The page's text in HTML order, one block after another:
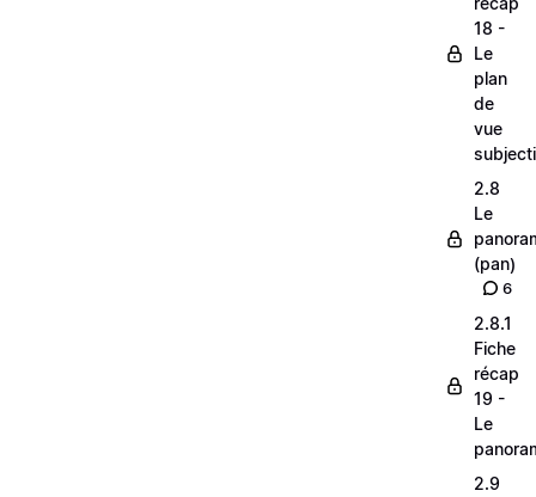
18 -
Le
plan
de
vue
2.8
Le
(pan)
6
2.8.1
Fiche
récap
19 -
Le
2.9